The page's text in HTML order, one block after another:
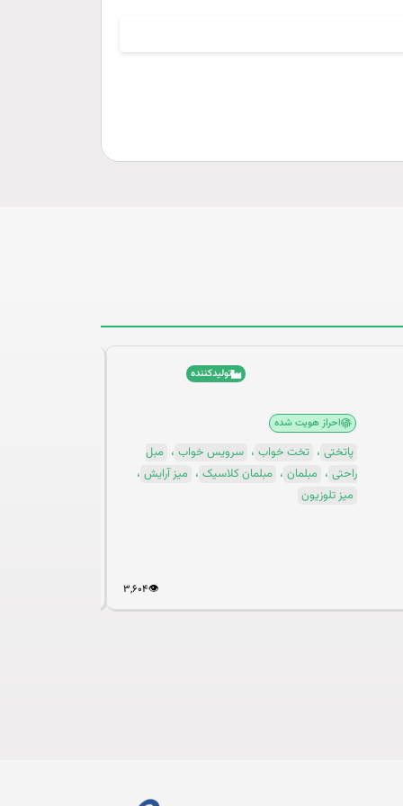
تولیدکننده
احراز هویت شده
پاتختی ، تخت خواب ، سرویس خواب ، مبل
راحتی ، مبلمان ، مبلمان کلاسیک ، میز آرایش ،
میز تلوزیون
👁️۳,۶۰۴